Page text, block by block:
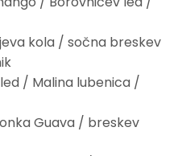
kola / sočna breskev
/ Malina lubenica /
Guava / breskev